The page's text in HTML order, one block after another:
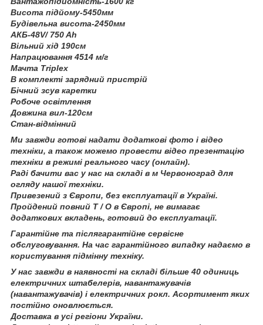
Висота підйому-5450мм
Будівельна висота-2450мм
АКБ-48V/ 750 Ah
Вільний хід 190см
Напрацювання 4514 м/г
Мачта Triplex
В комплекті зарядний пристрій
Бічний зсув каретки
Робоче освітлення
Довжина вил-120см
Стан-відмінний
Ми завжди готові надати додаткові фото і відео
техніки, а також можемо провести відео презентацію
техніки в режимі реального часу (онлайн).
Раді бачити вас у нас на складі в м Червоноград для
огляду нашої техніки.
Привезений з Європи, без експлуатації в Україні.
Пройдений повний Т / О в Європі, не вимагає
додаткових вкладень, готовий до експлуатації.
Гарантійне та післягарантійне сервісне
обслуговування. На час гарантійного випадку надаємо в
користування підмінну техніку.
У нас завжди в наявності на складі більше 40 одиниць
електричних штабелерів, навантажувачів
(навантажувачів) і електричних рокл. Асортимент яких
постійно оновлюється.
Доставка в усі регіони України.